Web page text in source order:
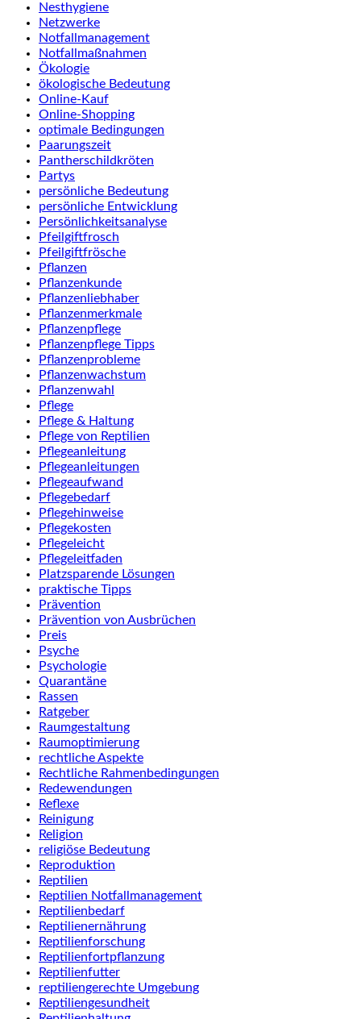
Nesthygiene
Netzwerke
Notfallmanagement
Notfallmaßnahmen
Ökologie
ökologische Bedeutung
Online-Kauf
Online-Shopping
optimale Bedingungen
Paarungszeit
Pantherschildkröten
Partys
persönliche Bedeutung
persönliche Entwicklung
Persönlichkeitsanalyse
Pfeilgiftfrosch
Pfeilgiftfrösche
Pflanzen
Pflanzenkunde
Pflanzenliebhaber
Pflanzenmerkmale
Pflanzenpflege
Pflanzenpflege Tipps
Pflanzenprobleme
Pflanzenwachstum
Pflanzenwahl
Pflege
Pflege & Haltung
Pflege von Reptilien
Pflegeanleitung
Pflegeanleitungen
Pflegeaufwand
Pflegebedarf
Pflegehinweise
Pflegekosten
Pflegeleicht
Pflegeleitfaden
Platzsparende Lösungen
praktische Tipps
Prävention
Prävention von Ausbrüchen
Preis
Psyche
Psychologie
Quarantäne
Rassen
Ratgeber
Raumgestaltung
Raumoptimierung
rechtliche Aspekte
Rechtliche Rahmenbedingungen
Redewendungen
Reflexe
Reinigung
Religion
religiöse Bedeutung
Reproduktion
Reptilien
Reptilien Notfallmanagement
Reptilienbedarf
Reptilienernährung
Reptilienforschung
Reptilienfortpflanzung
Reptilienfutter
reptiliengerechte Umgebung
Reptiliengesundheit